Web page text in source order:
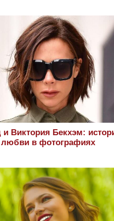
и Виктория Бекхэм:
любви в фотографиях